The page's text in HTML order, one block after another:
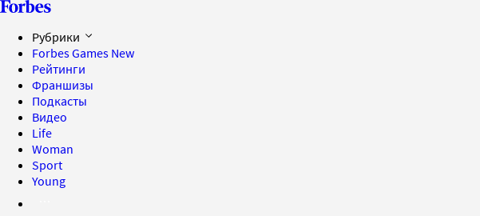
Рубрики
Forbes Games New
Рейтинги
Франшизы
Подкасты
Видео
Life
Woman
Sport
Young